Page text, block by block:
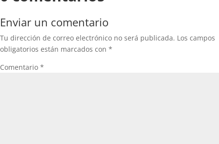
Enviar un comentario
Tu dirección de correo electrónico no será publicada. Los campos
obligatorios están marcados con *
Comentario *